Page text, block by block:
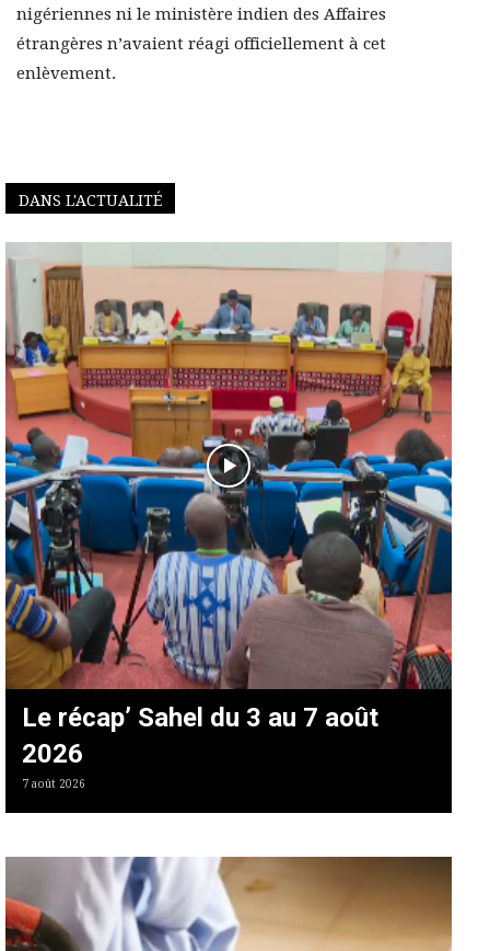
nigériennes ni le ministère indien des Affaires
étrangères n’avaient réagi officiellement à cet
enlèvement.
DANS L'ACTUALITÉ
Le récap’ Sahel du 3 au 7 août
2026
7 août 2026